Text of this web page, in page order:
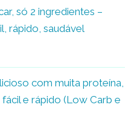
só 2 ingredientes –
rápido, saudável
com muita proteína,
e rápido (Low Carb e